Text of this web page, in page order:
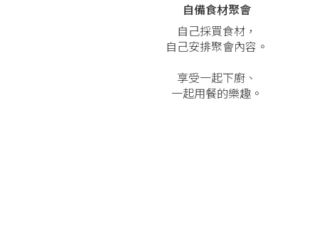
自備食材聚會
自己採買食材，
自己安排聚會內容。
享受一起下廚、
一起用餐的樂趣。